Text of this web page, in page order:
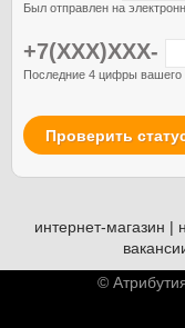
Был отправлен на
+7(XXX)XXX-
Последние 4 цифры
Проверить
интернет-магазин |
©